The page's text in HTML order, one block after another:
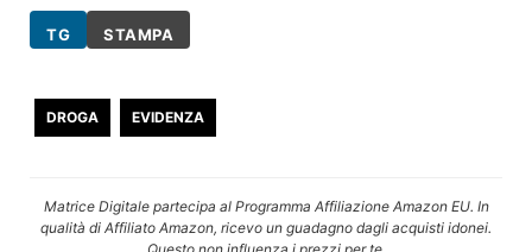
TG STAMPA
DROGA EVIDENZA
Matrice Digitale partecipa al Programma Affiliazione Amazon EU. In
qualità di Affiliato Amazon, ricevo un guadagno dagli acquisti idonei.